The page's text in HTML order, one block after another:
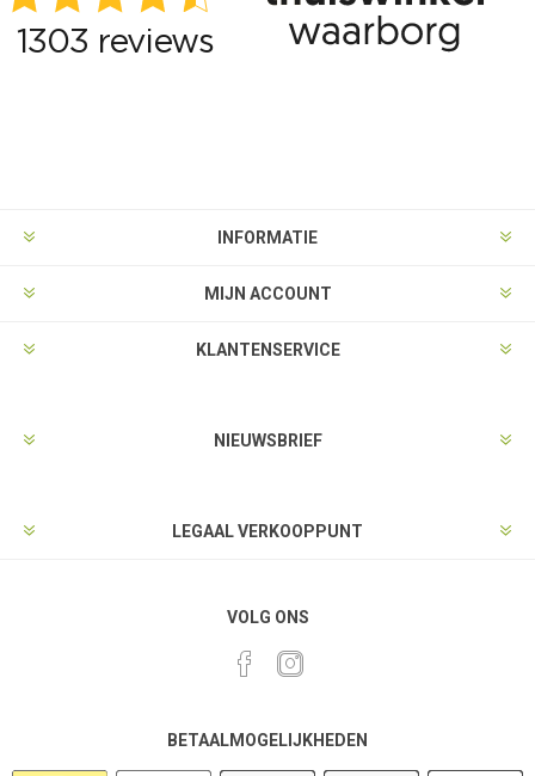
INFORMATIE
MIJN ACCOUNT
KLANTENSERVICE
NIEUWSBRIEF
LEGAAL VERKOOPPUNT
VOLG ONS
BETAALMOGELIJKHEDEN